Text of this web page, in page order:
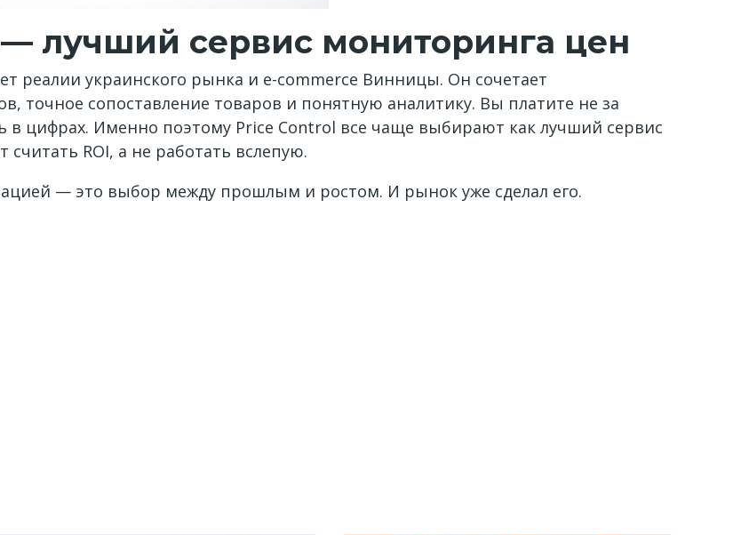
лучший сервис мониторинга цен
реалии украинского рынка и e-commerce Винницы. Он сочетает
точное сопоставление товаров и понятную аналитику. Вы платите не за
в цифрах. Именно поэтому Price Control все чаще выбирают как лучший сервис
ROI, а не работать вслепую.
— это выбор между прошлым и ростом. И рынок уже сделал его.